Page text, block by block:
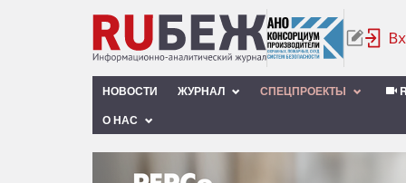
НОВОСТИ ЖУРНАЛ СПЕЦПРОЕКТЫ
О НАС